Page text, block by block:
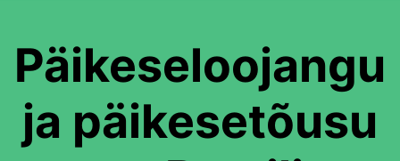
Päikeseloojangu
ja päikesetõusu